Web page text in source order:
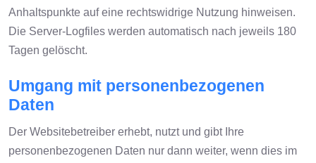
Anhaltspunkte auf eine rechtswidrige Nutzung hinweisen.
Die Server-Logfiles werden automatisch nach jeweils 180
Tagen gelöscht.
Umgang mit personenbezogenen
Daten
Der Websitebetreiber erhebt, nutzt und gibt Ihre
personenbezogenen Daten nur dann weiter, wenn dies im